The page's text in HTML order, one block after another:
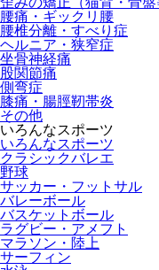
腰痛・ギックリ腰
腰椎分離・すべり症
ヘルニア・狭窄症
坐骨神経痛
股関節痛
側弯症
膝痛・腸脛靭帯炎
その他
いろんなスポーツ
いろんなスポーツ
クラシックバレエ
野球
サッカー・フットサル
バレーボール
バスケットボール
ラグビー・アメフト
マラソン・陸上
サーフィン